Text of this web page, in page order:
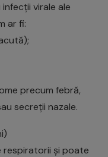
virale ale
ar fi:
precum febră,
secreții nazale.
respiratorii și poate